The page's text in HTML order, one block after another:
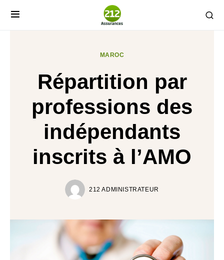
MAROC
Répartition par
professions des
indépendants
inscrits à l’AMO
212 ADMINISTRATEUR